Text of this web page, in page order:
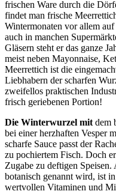
frischen Ware durch die
findet man frische
Wintermonaten vor allem
auch in manchen
Gläsern steht er das ganze
meist neben Mayonnaise,
Meerrettich ist die
Liebhabern der scharfen
zweifellos praktischen
frisch geriebenen Portion!
Die Winterwurzel mit dem
bei einer herzhaften Vesper
scharfe Sauce passt der
zu pochiertem Fisch. Doch
Zugabe zu deftigen
botanisch genannt wird, ist
wertvollen Vitaminen und